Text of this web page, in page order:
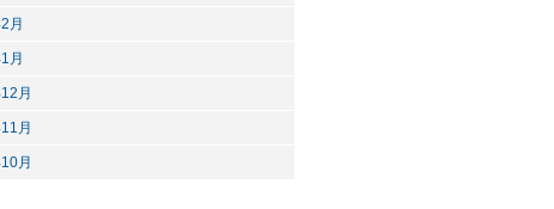
月
月
月
月
月